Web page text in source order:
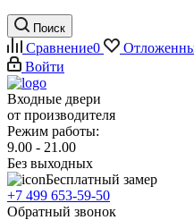
Поиск
Сравнение0
Войти
Входные двери
от производителя
Режим работы:
9.00 - 21.00
Без выходных
Бесплатный замер
+7 499 653-59-50
Обратный звонок